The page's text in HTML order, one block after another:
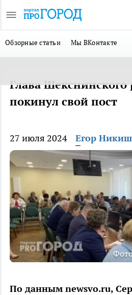
Обзорные статьи Мы ВКонтакте
Глава Шекснинского
покинул свой пост
27 июля 2024 Егор
По данным newsvo.ru,